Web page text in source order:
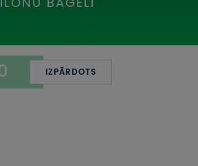
IZPĀRDOTS